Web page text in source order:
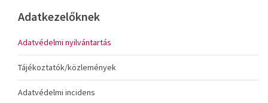
Adatkezelőknek
Adatvédelmi nyilvántartás
Tájékoztatók/közlemények
Adatvédelmi incidens